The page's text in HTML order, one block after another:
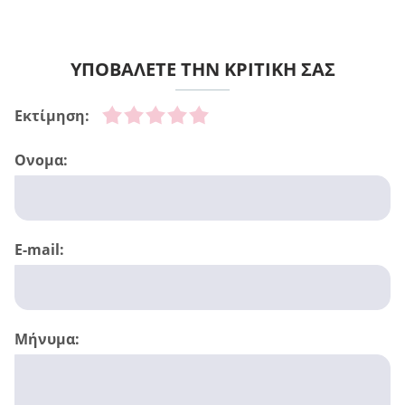
ΥΠΟΒΑΛΕΤΕ ΤΗΝ ΚΡΙΤΙΚΗ ΣΑΣ
Εκτίμηση:
Ονομα:
E-mail:
Μήνυμα: